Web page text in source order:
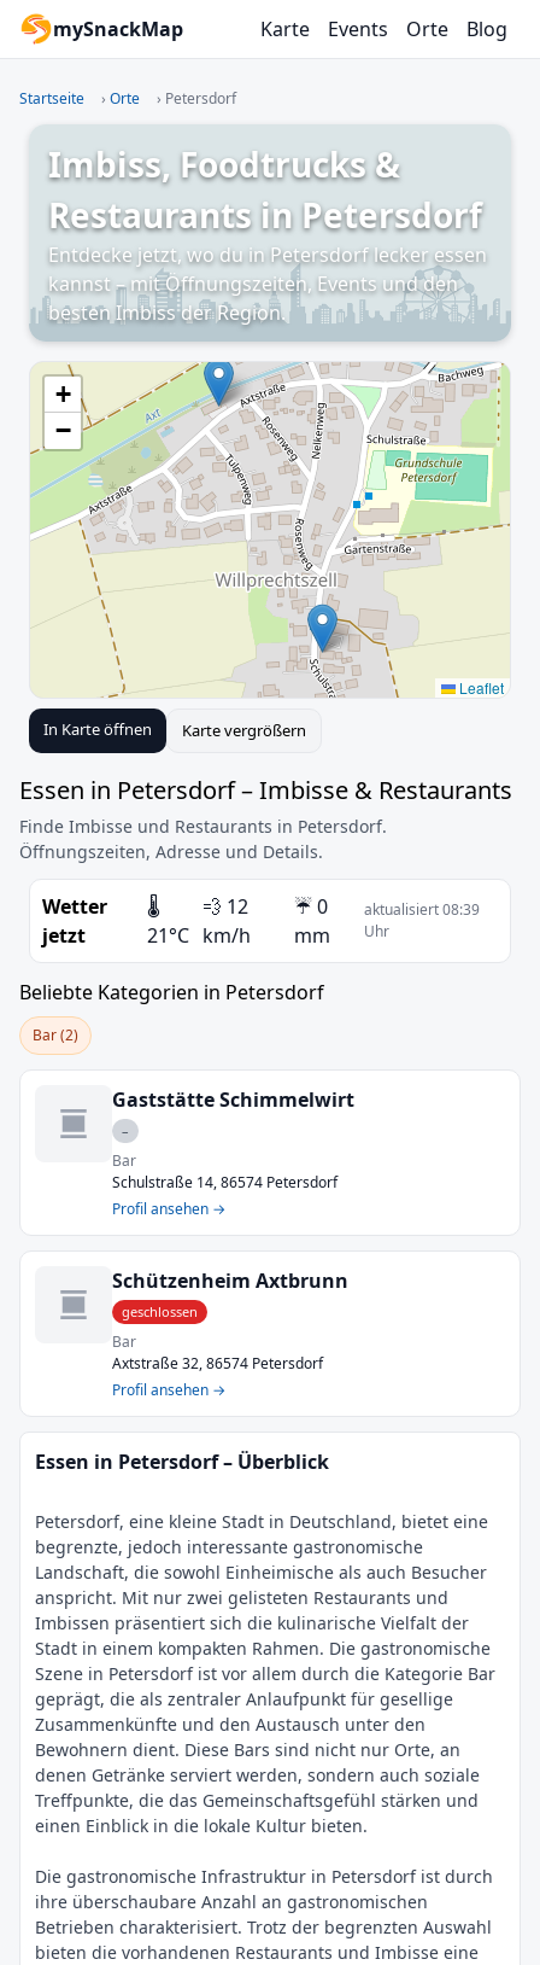
mySnackMap Karte Events Orte Blog
Startseite › Orte › Petersdorf
Imbiss, Foodtrucks &
Restaurants in Petersdorf
Entdecke jetzt, wo du in Petersdorf lecker essen
kannst – mit Öffnungszeiten, Events und den
besten Imbiss der Region.
+
−
Leaflet
In Karte öffnen Karte vergrößern
Essen in Petersdorf – Imbisse & Restaurants
Finde Imbisse und Restaurants in Petersdorf.
Öffnungszeiten, Adresse und Details.
Wetter
jetzt
🌡️
21°C
💨 12
km/h
☔ 0
mm
aktualisiert 08:39
Uhr
Beliebte Kategorien in Petersdorf
Bar (2)
Gaststätte Schimmelwirt
–
Bar
Schulstraße 14, 86574 Petersdorf
Profil ansehen →
Schützenheim Axtbrunn
geschlossen
Bar
Axtstraße 32, 86574 Petersdorf
Profil ansehen →
Essen in Petersdorf – Überblick
Petersdorf, eine kleine Stadt in Deutschland, bietet eine
begrenzte, jedoch interessante gastronomische
Landschaft, die sowohl Einheimische als auch Besucher
anspricht. Mit nur zwei gelisteten Restaurants und
Imbissen präsentiert sich die kulinarische Vielfalt der
Stadt in einem kompakten Rahmen. Die gastronomische
Szene in Petersdorf ist vor allem durch die Kategorie Bar
geprägt, die als zentraler Anlaufpunkt für gesellige
Zusammenkünfte und den Austausch unter den
Bewohnern dient. Diese Bars sind nicht nur Orte, an
denen Getränke serviert werden, sondern auch soziale
Treffpunkte, die das Gemeinschaftsgefühl stärken und
einen Einblick in die lokale Kultur bieten.
Die gastronomische Infrastruktur in Petersdorf ist durch
ihre überschaubare Anzahl an gastronomischen
Betrieben charakterisiert. Trotz der begrenzten Auswahl
bieten die vorhandenen Restaurants und Imbisse eine